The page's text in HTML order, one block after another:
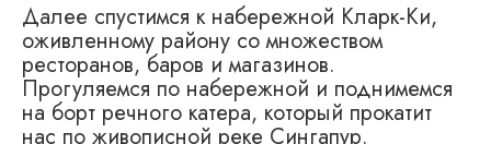
Далее спустимся к набережной Кларк-Ки,
оживленному району со множеством
ресторанов, баров и магазинов.
Прогуляемся по набережной и поднимемся
на борт речного катера, который прокатит
нас по живописной реке Сингапур.